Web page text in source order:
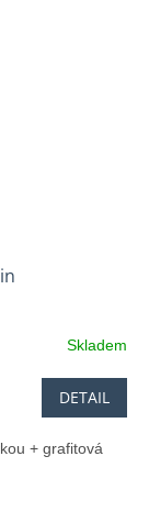
Skladem
DETAIL
+ grafitová